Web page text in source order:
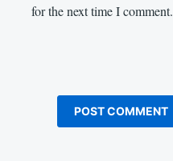
for the next time I comment.